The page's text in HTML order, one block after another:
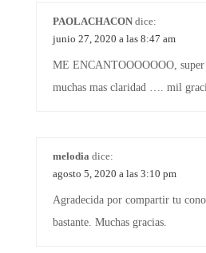
PAOLACHACON dice:
junio 27, 2020 a las 8:47 am
ME ENCANTOOOOOOO,
muchas mas claridad …. mil
melodia dice:
agosto 5, 2020 a las 3:10 pm
Agradecida por compartir tu
bastante. Muchas gracias.